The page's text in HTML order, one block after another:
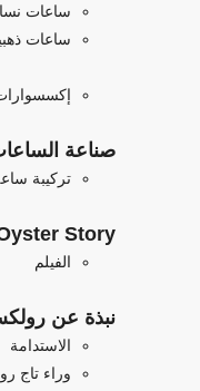
ساعات
ساعات
صناعة
تركيبة
Story
الفيلم
نبذة عن
الاستدامة
وراء تاج